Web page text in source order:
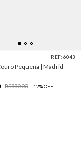
REF: 6043I
Pequena | Madrid
R$880,00 -12%OFF